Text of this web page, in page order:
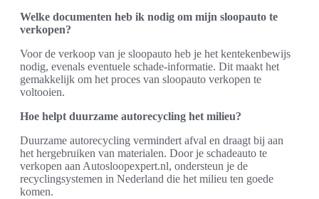
Welke documenten heb ik nodig om mijn sloopauto te
verkopen?
Voor de verkoop van je sloopauto heb je het kentekenbewijs
nodig, evenals eventuele schade-informatie. Dit maakt het
gemakkelijk om het proces van sloopauto verkopen te
voltooien.
Hoe helpt duurzame autorecycling het milieu?
Duurzame autorecycling vermindert afval en draagt bij aan
het hergebruiken van materialen. Door je schadeauto te
verkopen aan Autosloopexpert.nl, ondersteun je de
recyclingsystemen in Nederland die het milieu ten goede
komen.